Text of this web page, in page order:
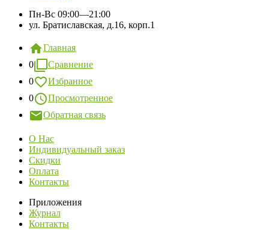
Пн-Вс 09:00—21:00
ул. Братиславская, д.16, корп.1
Главная
0
Сравнение
0
Избранное
0
Просмотренное
Обратная связь
О Нас
Индивидуальный заказ
Скидки
Оплата
Контакты
Приложения
Журнал
Контакты